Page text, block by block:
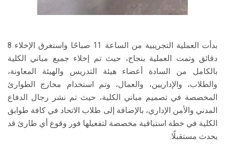
بدأت العملية التجريبية من الساعة 11 صباحًا واستغرق الإخلاء 8
دقائق وتمت العملية بنجاح، حيث تم إخلاء جميع مباني الكلية
بالكامل من السادة أعضاء هيئة التدريس والهيئة المعاونة،
والطلاب، والإداريين، والعمال، وتم استخدام مخارج الطوارئ
المخصصة في تصميم مباني الكلية، حيث تم نشر رجال الدفاع
المدني والأمن الإداري، بالإضافة إلى طلاب الاتحاد في كافة طوابق
الكلية في خطة استباقية مخصصة لتفعيلها فور وقوع أي طارئ قد
يحدث مستقبلًا.